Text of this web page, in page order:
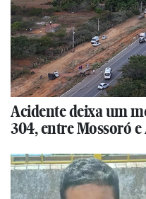
Acidente deixa um
304, entre Mossoró e